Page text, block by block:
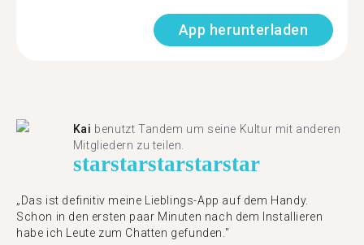
App herunterladen
Kai benutzt Tandem um seine Kultur mit anderen
Mitgliedern zu teilen.
starstarstarstarstar
„Das ist definitiv meine Lieblings-App auf dem Handy.
Schon in den ersten paar Minuten nach dem Installieren
habe ich Leute zum Chatten gefunden."